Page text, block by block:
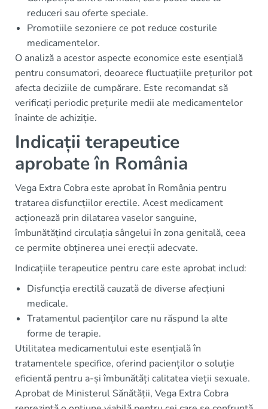
reduceri sau oferte speciale.
Promotiile sezoniere ce pot reduce costurile
medicamentelor.
O analiză a acestor aspecte economice este esențială
pentru consumatori, deoarece fluctuațiile prețurilor pot
afecta deciziile de cumpărare. Este recomandat să
verificați periodic prețurile medii ale medicamentelor
înainte de achiziție.
Indicații terapeutice
aprobate în România
Vega Extra Cobra este aprobat în România pentru
tratarea disfuncțiilor erectile. Acest medicament
acționează prin dilatarea vaselor sanguine,
îmbunătățind circulația sângelui în zona genitală, ceea
ce permite obținerea unei erecții adecvate.
Indicațiile terapeutice pentru care este aprobat includ:
Disfuncția erectilă cauzată de diverse afecțiuni
medicale.
Tratamentul pacienților care nu răspund la alte
forme de terapie.
Utilitatea medicamentului este esențială în
tratamentele specifice, oferind pacienților o soluție
eficientă pentru a-și îmbunătăți calitatea vieții sexuale.
Aprobat de Ministerul Sănătății, Vega Extra Cobra